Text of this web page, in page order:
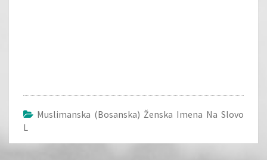
Muslimanska (bosanska) Ženska Imena Na Slovo
L